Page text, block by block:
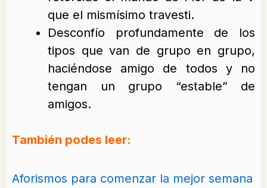
que el mismísimo travesti.
Desconfío profundamente de los
tipos que van de grupo en grupo,
haciéndose amigo de todos y no
tengan un grupo “estable” de
amigos.
También podes leer:
Aforismos para comenzar la mejor semana